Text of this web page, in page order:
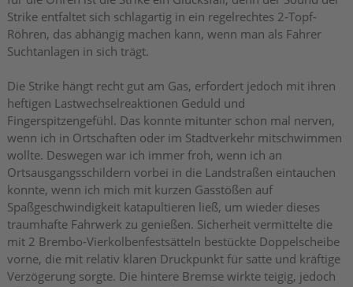
Strike entfaltet sich schlagartig in ein regelrechtes 2-Topf-
Röhren, das abhängig machen kann, wenn man als Fahrer
Suchtanlagen in sich trägt.
Die Strike hängt recht gut am Gas, erfordert jedoch mit ihren
heftigen Lastwechselreaktionen Geduld und
Fingerspitzengefühl. Das konnte mitunter schon mal nerven,
wenn ich in Ortschaften oder im Stadtverkehr mitschwimmen
wollte. Deswegen war ich immer froh, wenn ich an
Ortsausgangsschildern vorbei in die Landstraßen eintauchen
konnte, wenn ich mich mit kurzen Gasstößen auf
Spaßgeschwindigkeit katapultieren ließ, um wieder dieses
traumhafte Fahrwerk zu genießen. Sicherheit vermittelte die
mit 2 Brembo-Vierkolbenfestsätteln bestückte Doppelscheibe
vorne, die mit relativ klaren Druckpunkt für satte und kräftige
Verzögerung sorgte. Die hintere Bremse wirkte teigig, jedoch